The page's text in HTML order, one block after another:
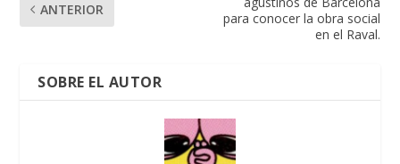
ANTERIOR
para conocer la obra social
en el Raval.
SOBRE EL AUTOR